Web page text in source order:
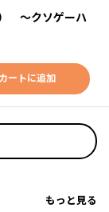
～クソゲーハ
カートに追加
もっと見る